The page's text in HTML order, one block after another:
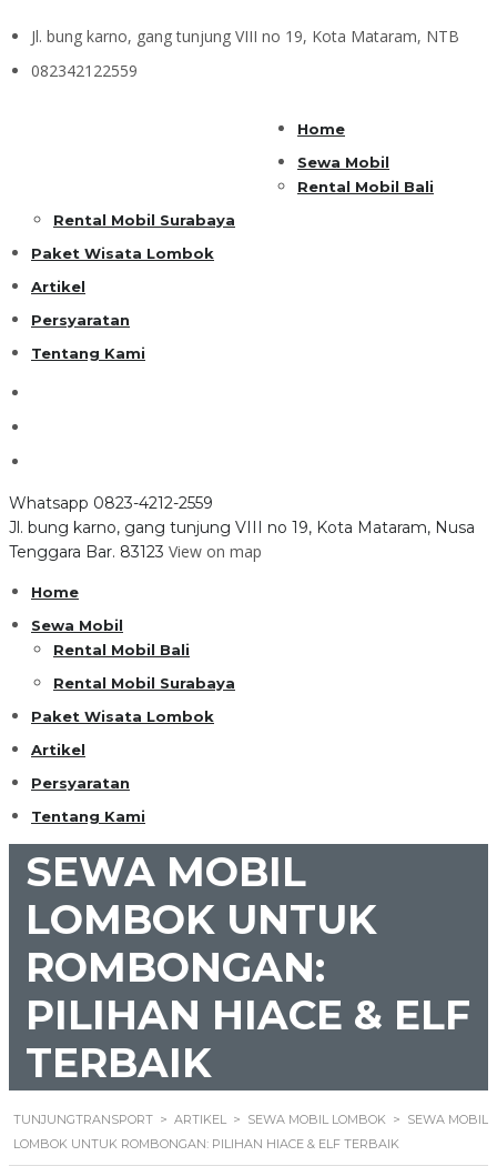
Jl. bung karno, gang tunjung VIII no 19, Kota Mataram, NTB
082342122559
Home
Sewa Mobil
Rental Mobil Bali
Rental Mobil Surabaya
Paket Wisata Lombok
Artikel
Persyaratan
Tentang Kami
Whatsapp 0823-4212-2559
Jl. bung karno, gang tunjung VIII no 19, Kota Mataram, Nusa
Tenggara Bar. 83123 View on map
Home
Sewa Mobil
Rental Mobil Bali
Rental Mobil Surabaya
Paket Wisata Lombok
Artikel
Persyaratan
Tentang Kami
SEWA MOBIL
LOMBOK UNTUK
ROMBONGAN:
PILIHAN HIACE & ELF
TERBAIK
TUNJUNGTRANSPORT > ARTIKEL > SEWA MOBIL LOMBOK > SEWA MOBIL
LOMBOK UNTUK ROMBONGAN: PILIHAN HIACE & ELF TERBAIK